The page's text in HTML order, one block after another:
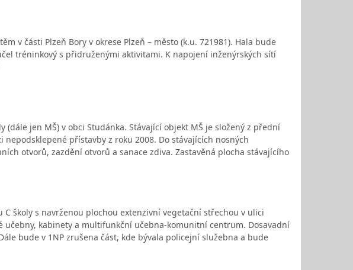
v části Plzeň Bory v okrese Plzeň – město (k.u. 721981). Hala bude
tréninkový s přidruženými aktivitami. K napojení inženýrských sítí
jen MŠ) v obci Studánka. Stávající objekt MŠ je složený z přední
přístavby z roku 2008. Do stávajících nosných
otvorů, zazdění otvorů a sanace zdiva. Zastavěná plocha stávajícího
školy s navrženou plochou extenzivní vegetační střechou v ulici
učebny, kabinety a multifunkční učebna-komunitní centrum. Dosavadní
bude v 1NP zrušena část, kde bývala policejní služebna a bude